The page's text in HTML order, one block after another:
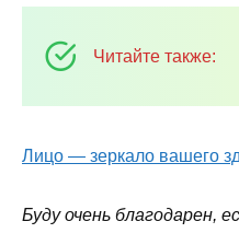
Читайте также:
Лицо — зеркало вашего
Буду очень благодарен,